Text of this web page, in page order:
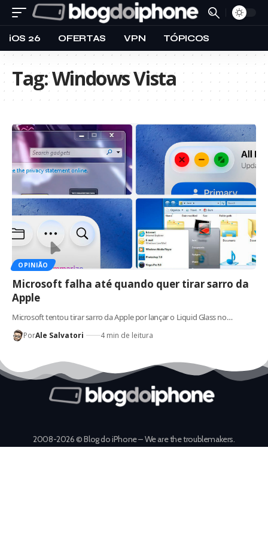
iOS 26 OFERTAS VPN TÓPICOS
Tag:Windows Vista
OPINIÃO
Microsoft falha até quando quer tirar sarro da
Apple
Microsoft tentou tirar sarro da Apple por lançar o Liquid Glass no…
PorAle Salvatori 4 min de leitura
2008-2026 © Blog do iPhone – We are the troublemakers.